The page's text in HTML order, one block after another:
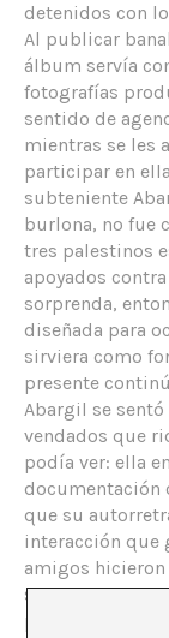
detenidos con
Al publicar
álbum servía
fotografías
sentido de
mientras se les
participar en
subteniente
burlona, no fue
tres palestinos
apoyados
sorprenda,
diseñada para
sirviera como
presente
Abargil se
vendados que
podía ver: ella
documentación
que su
interacción que
amigos hicieron
social,
posaba así, y